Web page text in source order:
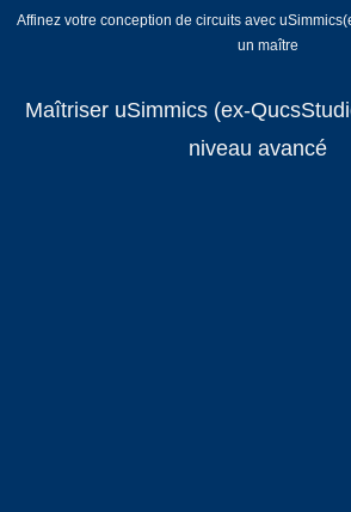
Affinez votre conception de circuits avec
un maître
Maîtriser uSimmics (ex-
niveau avancé